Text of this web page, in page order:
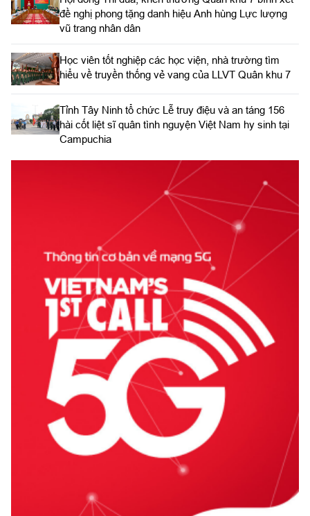
đề nghị phong tặng danh hiệu Anh hùng Lực lượng
vũ trang nhân dân
Học viên tốt nghiệp các học viện, nhà trường tìm
hiểu về truyền thống vẻ vang của LLVT Quân khu 7
​Tỉnh Tây Ninh tổ chức Lễ truy điệu và an táng 156
hài cốt liệt sĩ quân tình nguyện Việt Nam hy sinh tại
Campuchia